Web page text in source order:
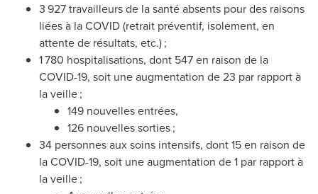
3 927 travailleurs de la santé absents pour des raisons
liées à la COVID (retrait préventif, isolement, en
attente de résultats, etc.) ;
1 780 hospitalisations, dont 547 en raison de la
COVID-19, soit une augmentation de 23 par rapport à
la veille ;
149 nouvelles entrées,
126 nouvelles sorties ;
34 personnes aux soins intensifs, dont 15 en raison de
la COVID-19, soit une augmentation de 1 par rapport à
la veille ;